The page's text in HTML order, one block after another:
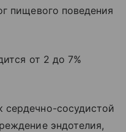
пищевого поведения
от 2 до 7%
сосудистой
эндотелия,